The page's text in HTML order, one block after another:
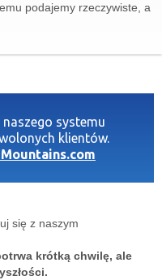
podajemy rzeczywiste, a
systemu
klientów.
się z naszym
krótką chwilę, ale